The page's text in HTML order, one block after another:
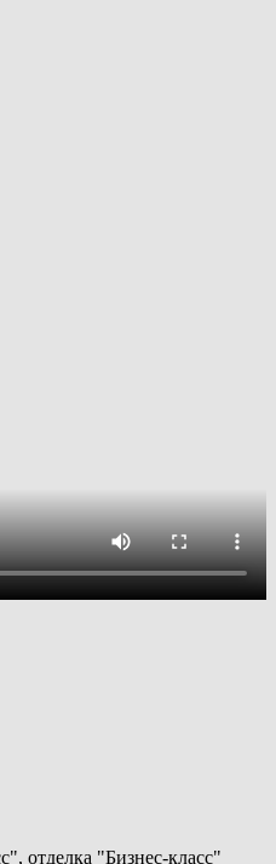
отделка "Бизнес-класс"